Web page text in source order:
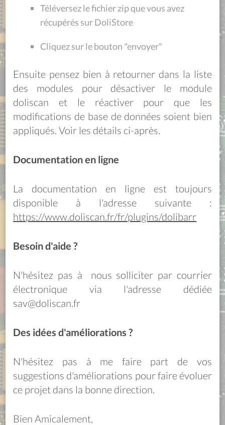
Téléversez le fichier zip que vous avez
récupérés sur DoliStore
Cliquez sur le bouton "envoyer"
Ensuite pensez bien à retourner dans la liste
des modules pour désactiver le module
doliscan et le réactiver pour que les
modifications de base de données soient bien
appliqués. Voir les détails ci-après.
Documentation en ligne
La documentation en ligne est toujours
disponible à l'adresse suivante :
https://www.doliscan.fr/fr/plugins/dolibarr
Besoin d'aide ?
N'hésitez pas à nous solliciter par courrier
électronique via l'adresse dédiée
sav@doliscan.fr
Des idées d'améliorations ?
N'hésitez pas à me faire part de vos
suggestions d'améliorations pour faire évoluer
ce projet dans la bonne direction.
Bien Amicalement,